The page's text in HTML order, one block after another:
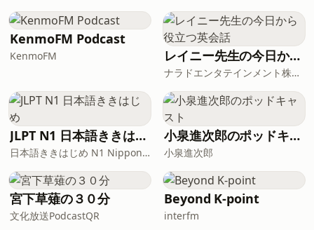
ニケーションにも話題は広がります。嫌
なことやモヤモヤしたことは一度オープ
ンにし、空気を重くせずに前向きに切り
替える。産休・育休を経て、「やる」と
決めた仕事をより楽しもうとする意識の
変化も印象的です。さらに、尊敬する内
村光良さんの背中を見て感じた理想
KenmoFM Podcast
KenmoFM レイニー先生の今日から役立つ英会話
ナラドエンタテインメント株式会社
JLPT N1 日本語ききはじめ
日本語ききはじめ N1 Nippon KiKi Hajime
小泉進次郎のポッドキャスト
小泉進次郎
宮下草薙の３０分
文化放送PodcastQR
Beyond K-point
interfm